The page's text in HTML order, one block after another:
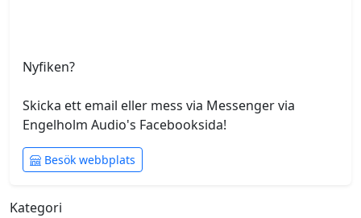
Nyfiken?
Skicka ett email eller mess via Messenger via
Engelholm Audio's Facebooksida!
Besök webbplats
Kategori